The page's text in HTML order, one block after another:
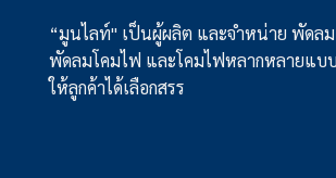
“มูนไลท์" เป็นผู้ผลิต และจำหน่าย พัดล
พัดลมโคมไฟ และโคมไฟหลากหลายแบบ
ให้ลูกค้าได้เลือกสรร